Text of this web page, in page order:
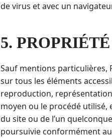
de virus et avec un
5.
Sauf mentions particulières,
sur tous les éléments
reproduction,
moyen ou le procédé
du site ou de l’un
poursuivie conformément